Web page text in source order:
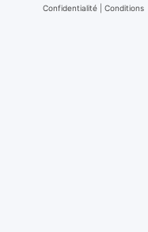
Confidentialité| Conditions